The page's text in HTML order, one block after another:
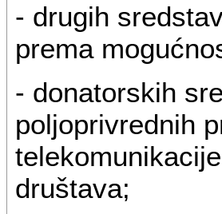
- drugih
prema
- donatorskih
poljoprivrednih
društava;